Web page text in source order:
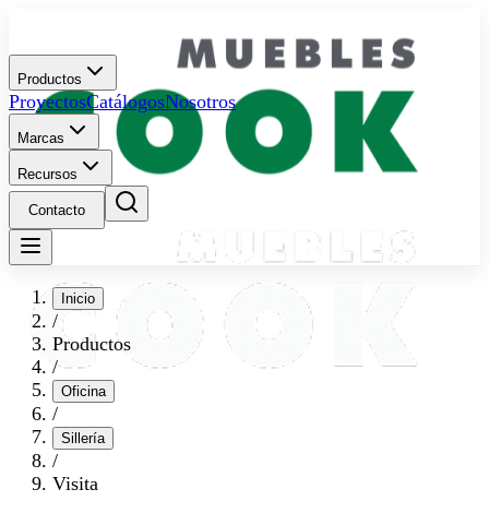
Productos
ProyectosCatálogosNosotros
Marcas
Recursos
Contacto
Inicio
/
Productos
/
Oficina
/
Sillería
/
Visita